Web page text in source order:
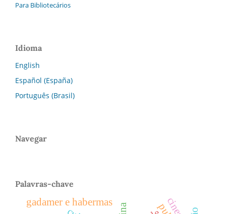
Para Bibliotecários
Idioma
English
Español (España)
Português (Brasil)
Navegar
Palavras-chave
gadamer e habermas